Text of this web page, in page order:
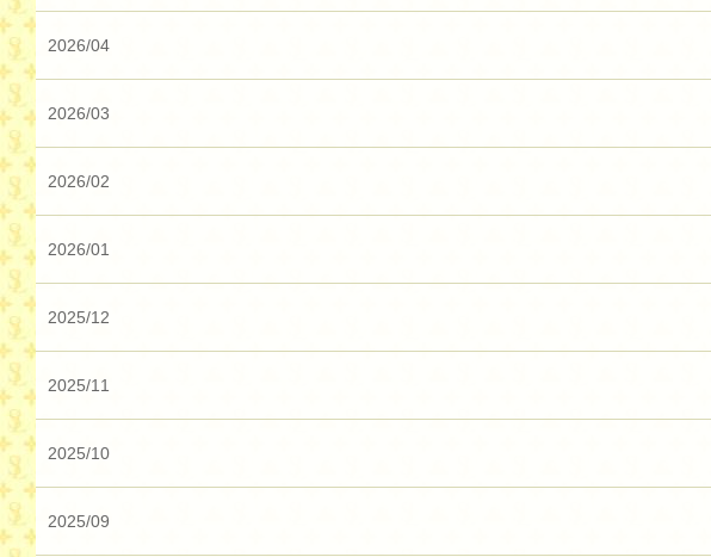
2026/04
2026/03
2026/02
2026/01
2025/12
2025/11
2025/10
2025/09